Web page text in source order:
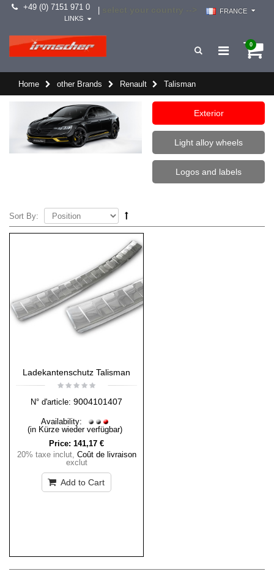
+49 (0) 7151 971 0
FRANCE
LINKS
0
Home other Brands Renault Talisman
Exterior
Light alloy wheels
Logos and labels
Sort By:
Ladekantenschutz Talisman
N° d'article: 9004101407
Availability:
(in Kürze wieder verfügbar)
Price: 141,17 €
20% taxe inclut, Coût de livraison
exclut
Add to Cart